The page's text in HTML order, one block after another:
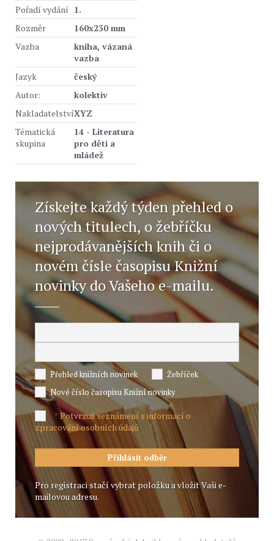
Pořadí vydání 1.
Rozměr
160x230 mm
Vazba
kniha, vázaná
vazba
Jazyk
český
Autor:
kolektiv
NakladatelstvíXYZ
Tématická
skupina
14 - Literatura
pro děti a
mládež
Získejte každý týden přehled o
nových titulech, o žebříčku
nejprodávanějších knih či o
novém čísle časopisu Knižní
novinky do Vašeho e-mailu.
Přehled knižních novinek
Žebříček
Nové číslo časopisu Knižní novinky
*Potvrzuji seznámení s informací o
zpracování osobních údajů
Pro registraci stačí vybrat položku a vložit Vaši e-
mailovou adresu.